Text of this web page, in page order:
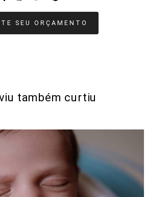
SEU ORÇAMENTO
também curtiu